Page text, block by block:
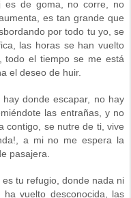
es de goma, no corre, no
es tan grande que
por todo tu yo, se
las horas se han vuelto
todo el tiempo se me está
el deseo de huir.
donde escapar, no hay
las entrañas, y no
contigo, se nutre de ti, vive
a mi no me espera la
pasajera.
tu refugio, donde nada ni
vuelto desconocida, las